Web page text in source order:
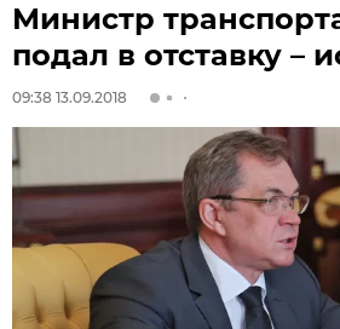
Министр
подал в отставку –
09:38 13.09.2018